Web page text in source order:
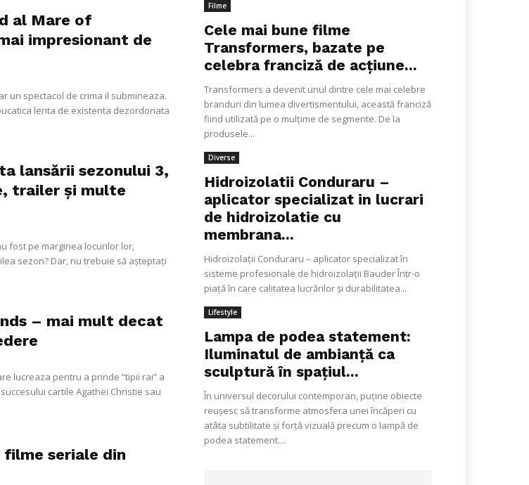
al Mare of
impresionant de
un spectacol de crima il submineaza.
lenta de existenta dezordonata
lansării sezonului 3,
trailer și multe
fost pe marginea locurilor lor,
sezon? Dar, nu trebuie să așteptați
– mai mult decat
lucreaza pentru a prinde “tipii rai” a
cartile Agathei Christie sau
seriale din
Filme
Cele mai bune filme
Transformers, bazate pe
celebra franciză de acțiune...
Transformers a devenit unul dintre cele mai celebre
branduri din lumea divertismentului, această franciză
fiind utilizată pe o mulțime de segmente. De la
produsele...
Diverse
Hidroizolatii Conduraru –
aplicator specializat in lucrari
de hidroizolatie cu
membrana...
Hidroizolații Conduraru – aplicator specializat în
sisteme profesionale de hidroizolații Bauder Într-o
piață în care calitatea lucrărilor și durabilitatea...
Lifestyle
Lampa de podea statement:
Iluminatul de ambianță ca
sculptură în spațiul...
În universul decorului contemporan, puține obiecte
reușesc să transforme atmosfera unei încăperi cu
atâta subtilitate și forță vizuală precum o lampă de
podea statement....